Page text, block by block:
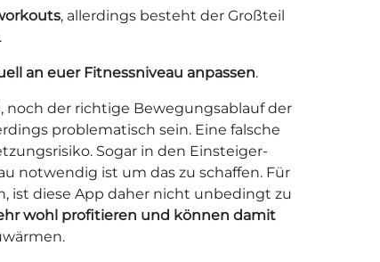
, allerdings besteht der Großteil
an euer Fitnessniveau anpassen.
noch der richtige Bewegungsablauf der
problematisch sein. Eine falsche
Sogar in den Einsteiger-
notwendig ist um das zu schaffen. Für
ist diese App daher nicht unbedingt zu
wohl profitieren und können damit